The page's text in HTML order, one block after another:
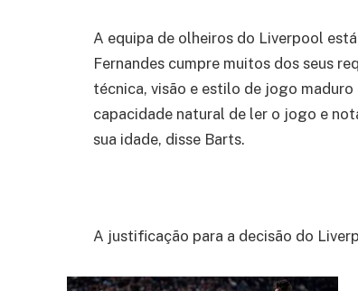
A equipa de olheiros do Liverpool
Fernandes cumpre muitos dos seus
técnica, visão e estilo de jogo
capacidade natural de ler o jogo e
sua idade, disse Barts.
A justificação para a decisão do